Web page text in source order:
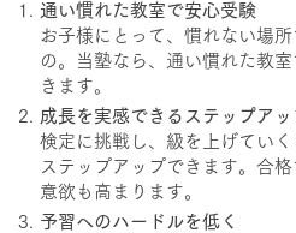
通い慣れた教室で安心受験
お子様にとって、慣れない場
の。当塾なら、通い慣れた教
きます。
成長を実感できるステップアッ
検定に挑戦し、級を上げてい
ステップアップできます。合
意欲も高まります。
予習へのハードルを低く